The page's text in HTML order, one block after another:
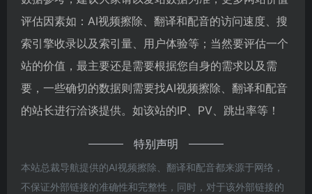
评估因素如：AI视频擦除、翻译和配音的访问速度、搜
索引擎收录以及索引量、用户体验等；当然要评估一个
站的价值，最主要还是需要根据您自身的需求以及需
要，一些确切的数据则需要找AI视频擦除、翻译和配音
的站长进行洽谈提供。如该站的IP、PV、跳出率等！
特别声明
本站总裁导航提供的AI视频擦除、翻译和配音都来源于网络，
不保证外部链接的准确性和完整性，同时，对于该外部链接的